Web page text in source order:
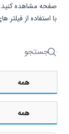
صفحه مشاهده کنید.
با استفاده از
جستجو
همه
همه